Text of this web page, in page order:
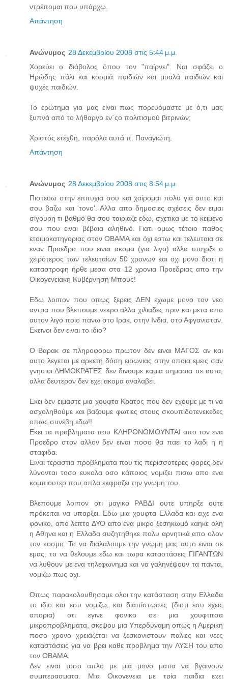
ντρέπομαι που υπάρχω.
Απάντηση
Ανώνυμος 28 Δεκεμβρίου 2008 στις 5:44 μ.μ.
Χορεύει ο διάβολος όπου τον "παίρνει". Ναι σφάζει ο
Ηρώδης πάλι και κορμιά παιδιών και μυαλά παιδιών και
ψυχές παιδιών.
Το ερώτημα για μας είναι πως πορευόμαστε με ό,τι μας
ξυπνά από το λήθαργο εν΄ςο πολιτισμού βιτρινών;
Χριστός ετέχθη, παρόλα αυτά π. Παναγιώτη.
Απάντηση
Ανώνυμος 28 Δεκεμβρίου 2008 στις 8:54 μ.μ.
Πιστευω στην επιτυχια σου και χαίρομαι πολυ για αυτο και
σου βαζω και 'τονο'. Αλλα απο δημοσιες σχέσεις δεν ειμαι
σίγουρη τι βαθμό θα σου ταιριαζε εδω, σχετικα με το κειμενο
σου που ειναι βέβαια αληθινό. Γιατι ομως τέτοιο παθος
ετοιμοκατηγοριας στον ΟΒΑΜΑ και όχι εστω και τελευταια σε
εναν Προεδρο που ειναι ακομα (για λιγο) αλλα υπηρξε ο
χειρότερος των τελευταίων 50 χρονων και οχι μονο διοτι η
καταστροφη ήρθε μεσα στα 12 χρονια Προεδριας απο την
Οικογενειακη Κυβέρνηση Μπους!
Εδω λοιπον που οπως ξερεις ΔΕΝ εχωμε μονο τον νεο
αντρα που βλεπουμε νεκρο αλλα χιλιαδες πριν και μετα απο
αυτον λιγο ποιο πανω στο Ιρακ, στην Ινδια, στο Αφγανισταν.
Εκεινοι δεν ειναι το ιδιο?
Ο Βαρακ σε πληροφορω πρωτον δεν ειναι ΜΑΓΟΣ αν και
αυτο λεγεται με αρκετη δόση ειρωνιας στην οποια εμεις σαν
γνησιοι ΔΗΜΟΚΡΑΤΕΣ δεν δινουμε καμια σημασια σε αυτα,
αλλα δευτερον δεν εχει ακομα αναλαβει.
Εκει δεν ειμαστε μια χουφτα Κρατος που δεν εχουμε με τι να
ασχοληθούμε και βαζουμε φωτιες στους σκουπιδοτενεκεδες
οπως συνέβη εδω!!
Εκει τα προβληματα που ΚΛΗΡΟΝΟΜΟΥΝΤΑΙ απο τον ενα
Προεδρο στον αλλον δεν ειναι ποσο θα παει το λαδι η η
σταφιδα.
Ειναι τεραστια προβληματα που τις περισσοτερες φορες δεν
λύνονται τοσο ευκολα οσο κάποιος νομιζει πισω απο ενα
κομπιουτερ που απλα εκφραζει την γνωμη του.
Βλεπουμε λοιπον οτι μαγικο ΡΑΒΔΙ ουτε υπηρξε ουτε
πρόκειται να υπαρξει. Εδω μια χουφτα Ελλαδα και ειχε ενα
φονικο, απο λεπτο ΔΥΟ απο ενα μικρο ξεσηκωμό καηκε ολη
η Αθηνα και η Ελλαδα συζητηθηκε πολυ αρνητικά απο ολον
τον κοσμο. Το να διαλαλουμε την γνωμη μας αυτο ειναι σε
εμας, το να θελουμε εδω και τωρα καταστάσεις ΓΙΓΑΝΤΩΝ
να λυθουν με ενα τηλεφωνημα και να γαληνέψουν τα παντα,
νομιζω πως οχι.
Οπως παρακολουθησαμε ολοι την κατάσταση στην Ελλαδα
το ιδιο και εσυ νομιζω, και διαπίστωσες (διοτι εσυ εχεις
απορια) οτι εγινε φονικο σε μια χουφτιτσα
μικροπροβληματα, σκεψου μια Υπερδυναμη οπως η Αμερικη
ποσο χρονο χρειάζεται να ξεσκονιστουν παλιες και νεες
καταστάσεις για να βρει καθε προβλημα την ΛΥΣΗ του απο
τον ΟΒΑΜΑ.
Δεν ειναι τοσο απλο με μια μονο ματια να βγαινουν
συμπερασματα. Μια Οικογενεια με τρία παιδια εχει